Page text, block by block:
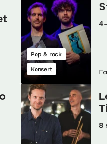
Pop & rock
Konsert
8